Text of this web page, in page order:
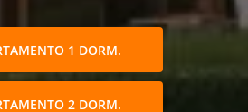
1 DORM.
2 DORM.